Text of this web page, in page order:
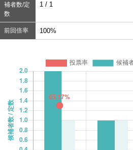
補者数/定
数
1 / 1
前回倍率 100%